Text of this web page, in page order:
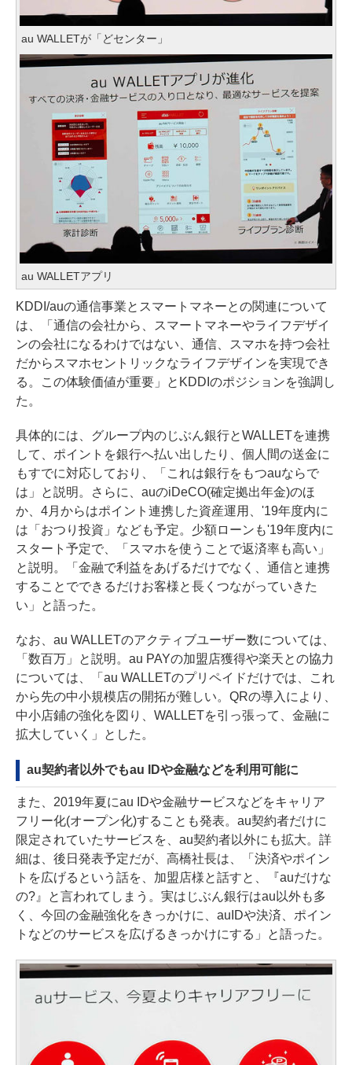
au WALLETが「どセンター」
au WALLETアプリ
KDDI/auの通信事業とスマートマネーとの関連について
は、「通信の会社から、スマートマネーやライフデザイ
ンの会社になるわけではない、通信、スマホを持つ会社
だからスマホセントリックなライフデザインを実現でき
る。この体験価値が重要」とKDDIのポジションを強調し
た。
具体的には、グループ内のじぶん銀行とWALLETを連携
して、ポイントを銀行へ払い出したり、個人間の送金に
もすでに対応しており、「これは銀行をもつauならで
は」と説明。さらに、auのiDeCO(確定拠出年金)のほ
か、4月からはポイント連携した資産運用、'19年度内に
は「おつり投資」なども予定。少額ローンも'19年度内に
スタート予定で、「スマホを使うことで返済率も高い」
と説明。「金融で利益をあげるだけでなく、通信と連携
することでできるだけお客様と長くつながっていきた
い」と語った。
なお、au WALLETのアクティブユーザー数については、
「数百万」と説明。au PAYの加盟店獲得や楽天との協力
については、「au WALLETのプリペイドだけでは、これ
から先の中小規模店の開拓が難しい。QRの導入により、
中小店鋪の強化を図り、WALLETを引っ張って、金融に
拡大していく」とした。
au契約者以外でもau IDや金融などを利用可能に
また、2019年夏にau IDや金融サービスなどをキャリア
フリー化(オープン化)することも発表。au契約者だけに
限定されていたサービスを、au契約者以外にも拡大。詳
細は、後日発表予定だが、高橋社長は、「決済やポイン
トを広げるという話を、加盟店様と話すと、『auだけな
の?』と言われてしまう。実はじぶん銀行はau以外も多
く、今回の金融強化をきっかけに、auIDや決済、ポイン
トなどのサービスを広げるきっかけにする」と語った。